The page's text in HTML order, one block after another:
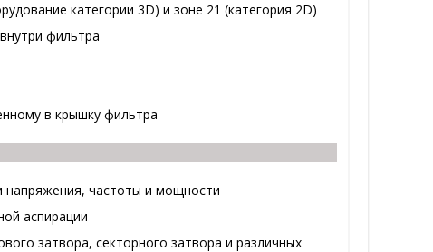
категории 3D) и зоне 21 (категория 2D)
фильтра
в крышку фильтра
напряжения, частоты и мощности
аспирации
затвора, секторного затвора и различных